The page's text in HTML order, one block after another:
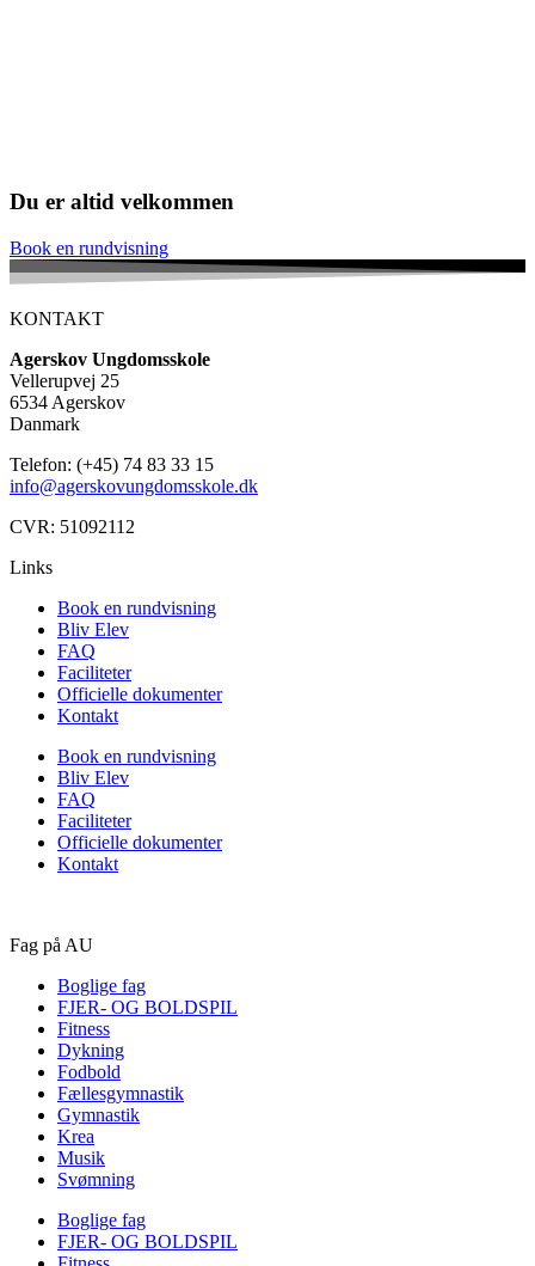
Du er altid velkommen
Book en rundvisning
KONTAKT
Agerskov Ungdomsskole
Vellerupvej 25
6534 Agerskov
Danmark
Telefon: (+45) 74 83 33 15
info@agerskovungdomsskole.dk
CVR: 51092112
Links
Book en rundvisning
Bliv Elev
FAQ
Faciliteter
Officielle dokumenter
Kontakt
Book en rundvisning
Bliv Elev
FAQ
Faciliteter
Officielle dokumenter
Kontakt
Fag på AU
Boglige fag
FJER- OG BOLDSPIL
Fitness
Dykning
Fodbold
Fællesgymnastik
Gymnastik
Krea
Musik
Svømning
Boglige fag
FJER- OG BOLDSPIL